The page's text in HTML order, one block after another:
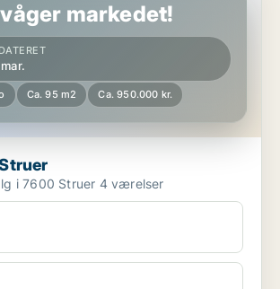
markedet!
Ca. 95 m2 Ca. 950.000 kr.
Lejlighed til salg i 7600 Struer 4 værelser